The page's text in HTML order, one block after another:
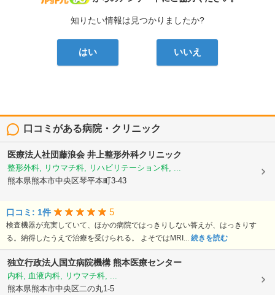
知りたい情報は見つかりましたか?
はい いいえ
口コミがある病院・クリニック
医療法人社団藤浪会 井上整形外科クリニック
整形外科, リウマチ科, リハビリテーション科, ...
熊本県熊本市中央区琴平本町3-43
口コミ: 1件 5
検査機器が充実していて、ほかの病院ではっきりしない答えが、はっきりす
る。納得したうえで治療を受けられる。 よそではMRI... 続きを読む
独立行政法人国立病院機構熊本医療センター
内科, 血液内科, リウマチ科, ...
熊本県熊本市中央区二の丸1-5